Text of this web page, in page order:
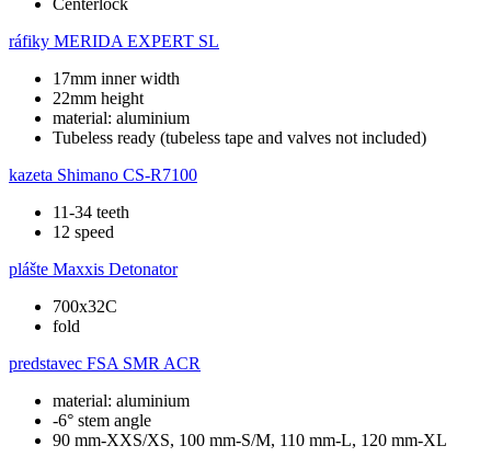
Centerlock
ráfiky MERIDA EXPERT SL
17mm inner width
22mm height
material: aluminium
Tubeless ready (tubeless tape and valves not included)
kazeta Shimano CS-R7100
11-34 teeth
12 speed
plášte Maxxis Detonator
700x32C
fold
predstavec FSA SMR ACR
material: aluminium
-6° stem angle
90 mm-XXS/XS, 100 mm-S/M, 110 mm-L, 120 mm-XL